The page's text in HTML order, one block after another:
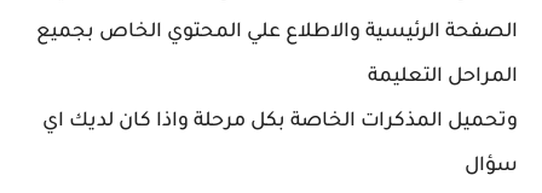
الصفحة الرئيسية والاطلاع علي المحتوي الخاص بجميع
المراحل التعليمة
وتحميل المذكرات الخاصة بكل مرحلة واذا كان لديك اي
سؤال